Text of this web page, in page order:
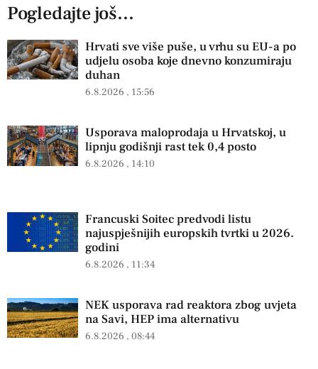
Pogledajte još...
Hrvati sve više puše, u vrhu su EU-a po
udjelu osoba koje dnevno konzumiraju
duhan
6.8.2026 15:56
Usporava maloprodaja u Hrvatskoj, u
lipnju godišnji rast tek 0,4 posto
6.8.2026 14:10
Francuski Soitec predvodi listu
najuspješnijih europskih tvrtki u 2026.
godini
6.8.2026 11:34
NEK usporava rad reaktora zbog uvjeta
na Savi, HEP ima alternativu
6.8.2026 08:44